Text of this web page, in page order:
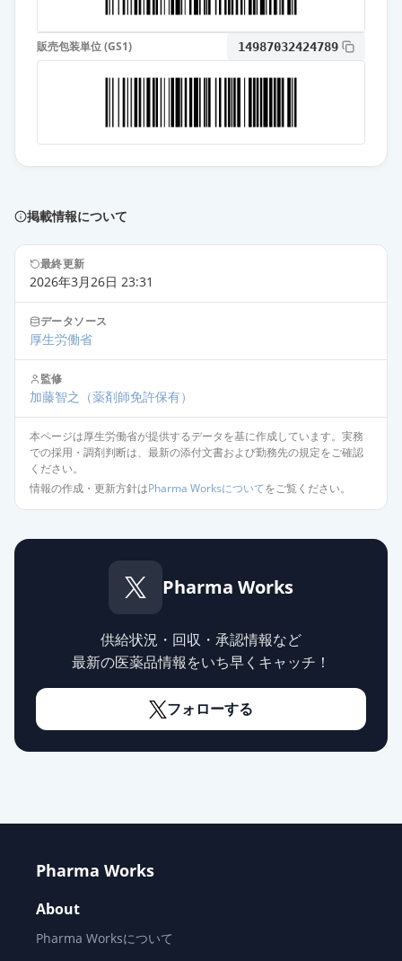
太虎堂の加味逍遙散エキス顆粒
薬価 19.50 円
通常出荷
販売包装単位 (GS1) 14987032424789
掲載情報について
最終更新
2026年3月26日 23:31
データソース
厚生労働省
監修
加藤智之 （薬剤師免許保有）
本ページは厚生労働省が提供するデータを基に作成しています。実務
での採用・調剤判断は、最新の添付文書および勤務先の規定をご確認
ください。
情報の作成・更新方針はPharma Worksについてをご覧ください。
Pharma Works
供給状況・回収・承認情報など
最新の医薬品情報をいち早くキャッチ！
フォローする
Pharma Works
About
Pharma Worksについて